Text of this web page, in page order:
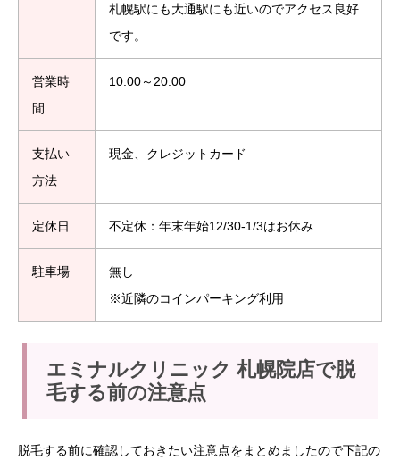
札幌駅にも大通駅にも近いのでアクセス良好
です。
営業時
間
10:00～20:00
支払い
方法
現金、クレジットカード
定休日 不定休：年末年始12/30-1/3はお休み
駐車場
無し
※近隣のコインパーキング利用
エミナルクリニック 札幌院店で脱
毛する前の注意点
脱毛する前に確認しておきたい注意点をまとめましたので下記の